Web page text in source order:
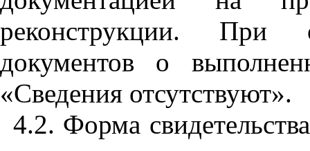
реконструкции. При
документов о
«Сведения отсутствуют».
4.2. Форма